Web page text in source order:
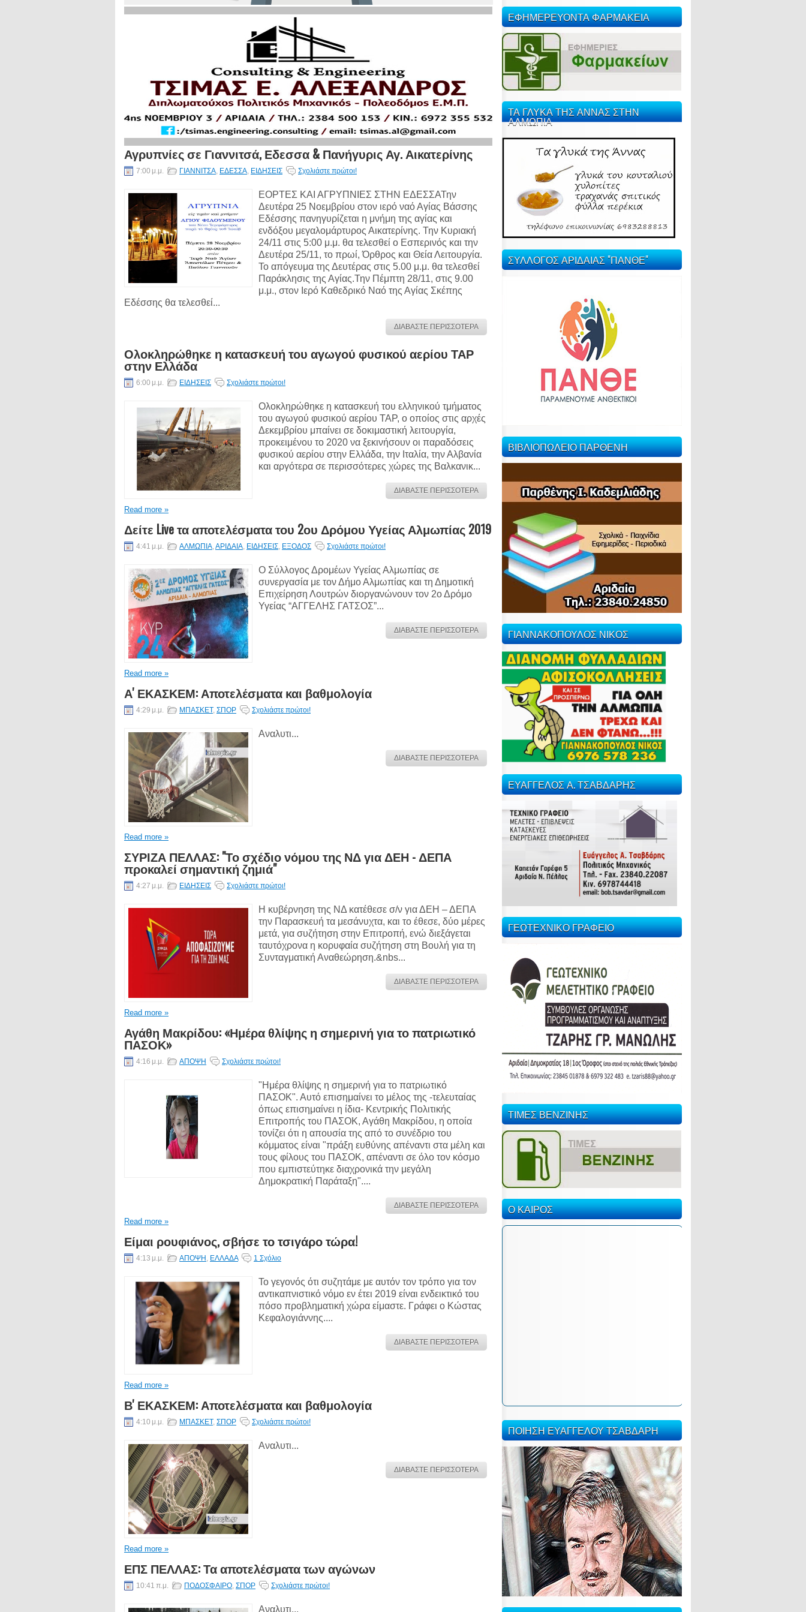
Αγρυπνίες σε Γιαννιτσά, Εδεσσα & Πανήγυρις Αγ. Αικατερίνης
7:00 μ.μ. ΓΙΑΝΝΙΤΣΑ, ΕΔΕΣΣΑ, ΕΙΔΗΣΕΙΣ Σχολιάστε πρώτοι!
ΕΟΡΤΕΣ ΚΑΙ ΑΓΡΥΠΝΙΕΣ ΣΤΗΝ ΕΔΕΣΣΑΤην
Δευτέρα 25 Νοεμβρίου στον ιερό ναό Αγίας Βάσσης
Εδέσσης πανηγυρίζεται η μνήμη της αγίας και
ενδόξου μεγαλομάρτυρος Αικατερίνης. Την Κυριακή
24/11 στις 5:00 μ.μ. θα τελεσθεί ο Εσπερινός και την
Δευτέρα 25/11, το πρωί, Όρθρος και Θεία Λειτουργία.
Το απόγευμα της Δευτέρας στις 5.00 μ.μ. θα τελεσθεί
Παράκλησις της Αγίας.Την Πέμπτη 28/11, στις 9.00
μ.μ., στον Ιερό Καθεδρικό Ναό της Αγίας Σκέπης
Εδέσσης θα τελεσθεί...
ΔΙΑΒΑΣΤΕ ΠΕΡΙΣΣΟΤΕΡΑ
Ολοκληρώθηκε η κατασκευή του αγωγού φυσικού αερίου ΤΑΡ
στην Ελλάδα
6:00 μ.μ. ΕΙΔΗΣΕΙΣ Σχολιάστε πρώτοι!
Ολοκληρώθηκε η κατασκευή του ελληνικού τμήματος
του αγωγού φυσικού αερίου ΤΑΡ, ο οποίος στις αρχές
Δεκεμβρίου μπαίνει σε δοκιμαστική λειτουργία,
προκειμένου το 2020 να ξεκινήσουν οι παραδόσεις
φυσικού αερίου στην Ελλάδα, την Ιταλία, την Αλβανία
και αργότερα σε περισσότερες χώρες της Βαλκανικ...
ΔΙΑΒΑΣΤΕ ΠΕΡΙΣΣΟΤΕΡΑ
Read more »
Δείτε Live τα αποτελέσματα του 2ου Δρόμου Υγείας Αλμωπίας 2019
4:41 μ.μ. ΑΛΜΩΠΙΑ,ΑΡΙΔΑΙΑ, ΕΙΔΗΣΕΙΣ, ΕΞΟΔΟΣ Σχολιάστε πρώτοι!
Ο Σύλλογος Δρομέων Υγείας Αλμωπίας σε
συνεργασία με τον Δήμο Αλμωπίας και τη Δημοτική
Επιχείρηση Λουτρών διοργανώνουν τον 2ο Δρόμο
Υγείας “ΑΓΓΕΛΗΣ ΓΑΤΣΟΣ”...
ΔΙΑΒΑΣΤΕ ΠΕΡΙΣΣΟΤΕΡΑ
Read more »
Α' ΕΚΑΣΚΕΜ: Αποτελέσματα και βαθμολογία
4:29 μ.μ. ΜΠΑΣΚΕΤ, ΣΠΟΡ Σχολιάστε πρώτοι!
Αναλυτι...
ΔΙΑΒΑΣΤΕ ΠΕΡΙΣΣΟΤΕΡΑ
Read more »
ΣΥΡΙΖΑ ΠΕΛΛΑΣ: "Το σχέδιο νόμου της ΝΔ για ΔΕΗ - ΔΕΠΑ
προκαλεί σημαντική ζημιά"
4:27 μ.μ. ΕΙΔΗΣΕΙΣ Σχολιάστε πρώτοι!
Η κυβέρνηση της ΝΔ κατέθεσε σ/ν για ΔΕΗ – ΔΕΠΑ
την Παρασκευή τα μεσάνυχτα, και το έθεσε, δύο μέρες
μετά, για συζήτηση στην Επιτροπή, ενώ διεξάγεται
ταυτόχρονα η κορυφαία συζήτηση στη Βουλή για τη
Συνταγματική Αναθεώρηση.&nbs...
ΔΙΑΒΑΣΤΕ ΠΕΡΙΣΣΟΤΕΡΑ
Read more »
Αγάθη Μακρίδου: «Ημέρα θλίψης η σημερινή για το πατριωτικό
ΠΑΣΟΚ»
4:16 μ.μ. ΑΠΟΨΗ Σχολιάστε πρώτοι!
"Ημέρα θλίψης η σημερινή για το πατριωτικό
ΠΑΣΟΚ". Αυτό επισημαίνει το μέλος της -τελευταίας
όπως επισημαίνει η ίδια- Κεντρικής Πολιτικής
Επιτροπής του ΠΑΣΟΚ, Αγάθη Μακρίδου, η οποία
τονίζει ότι η απουσία της από το συνέδριο του
κόμματος είναι "πράξη ευθύνης απέναντι στα μέλη και
τους φίλους του ΠΑΣΟΚ, απέναντι σε όλο τον κόσμο
που εμπιστεύτηκε διαχρονικά την μεγάλη
Δημοκρατική Παράταξη"....
ΔΙΑΒΑΣΤΕ ΠΕΡΙΣΣΟΤΕΡΑ
Read more »
Είμαι ρουφιάνος, σβήσε το τσιγάρο τώρα!
4:13 μ.μ. ΑΠΟΨΗ , ΕΛΛΑΔΑ 1 Σχόλιο
Το γεγονός ότι συζητάμε με αυτόν τον τρόπο για τον
αντικαπνιστικό νόμο εν έτει 2019 είναι ενδεικτικό του
πόσο προβληματική χώρα είμαστε. Γράφει ο Κώστας
Κεφαλογιάννης....
ΔΙΑΒΑΣΤΕ ΠΕΡΙΣΣΟΤΕΡΑ
Read more »
Β' ΕΚΑΣΚΕΜ: Αποτελέσματα και βαθμολογία
4:10 μ.μ. ΜΠΑΣΚΕΤ, ΣΠΟΡ Σχολιάστε πρώτοι!
Αναλυτι...
ΔΙΑΒΑΣΤΕ ΠΕΡΙΣΣΟΤΕΡΑ
Read more »
ΕΠΣ ΠΕΛΛΑΣ: Τα αποτελέσματα των αγώνων
10:41 π.μ. ΠΟΔΟΣΦΑΙΡΟ, ΣΠΟΡ Σχολιάστε πρώτοι!
Αναλυτι...
ΕΦΗΜΕΡΕΥΟΝΤΑ ΦΑΡΜΑΚΕΙΑ
ΤΑ ΓΛΥΚΑ ΤΗΣ ΑΝΝΑΣ ΣΤΗΝ
ΑΛΜΩΠΙΑ
ΣΥΛΛΟΓΟΣ ΑΡΙΔΑΙΑΣ "ΠΑΝΘΕ"
ΒΙΒΛΙΟΠΩΛΕΙΟ ΠΑΡΘΕΝΗ
ΓΙΑΝΝΑΚΟΠΟΥΛΟΣ ΝΙΚΟΣ
ΕΥΑΓΓΕΛΟΣ Α. ΤΣΑΒΔΑΡΗΣ
ΓΕΩΤΕΧΝΙΚΟ ΓΡΑΦΕΙΟ
ΤΙΜΕΣ ΒΕΝΖΙΝΗΣ
Ο ΚΑΙΡΟΣ
ΠΟΙΗΣΗ ΕΥΑΓΓΕΛΟΥ ΤΣΑΒΔΑΡΗ